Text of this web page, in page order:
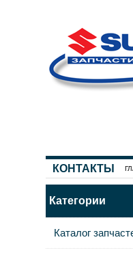
КОНТАКТЫ
Категории
Каталог